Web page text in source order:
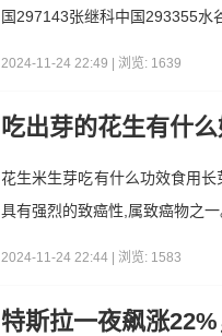
国297143张继科中国293355水
2024-11-24 22:49 | 浏览: 1639
吃出芽的花生有什
花生米生芽吃有什么功效食用
具有强烈的致癌性,属致癌物之
2024-11-24 22:44 | 浏览: 1583
特斯拉一夜飙涨